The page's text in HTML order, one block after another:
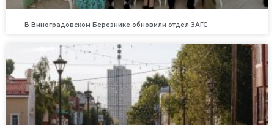
В Виноградовском Березнике обновили отдел ЗАГС